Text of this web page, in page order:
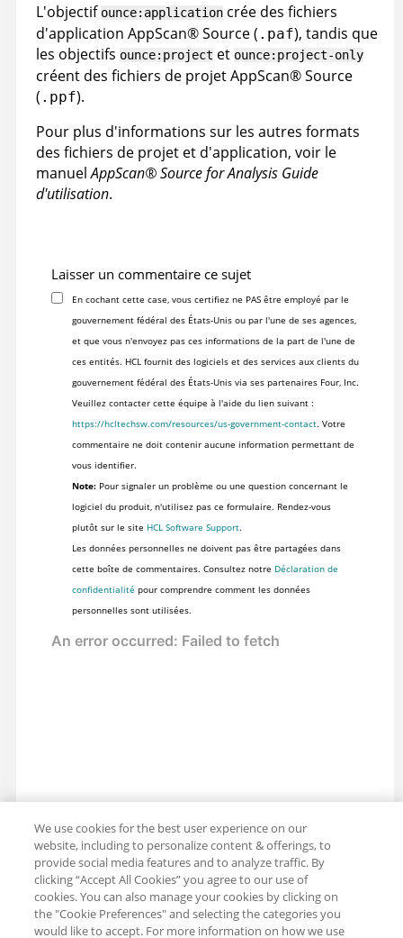
L'objectif ounce:application crée des fichiers
d'application AppScan®Source( .paf), tandis que
les objectifs ounce:project et ounce:project-only
créent des fichiers de projetAppScan®Source
( .ppf).
Pour plus d'informations sur les autres formats
des fichiers de projet et d'application, voir le
manuelAppScan®Source for Analysis Guide
d'utilisation.
Laisser un commentaire ce sujet
En cochant cette case, vous certifiez ne PAS être employé par le
gouvernement fédéral des États-Unis ou par l'une de ses agences,
et que vous n'envoyez pas ces informations de la part de l'une de
ces entités. HCL fournit des logiciels et des services aux clients du
gouvernement fédéral des États-Unis via ses partenaires Four, Inc.
Veuillez contacter cette équipe à l'aide du lien suivant :
https://hcltechsw.com/resources/us-government-contact. Votre
commentaire ne doit contenir aucune information permettant de
vous identifier.
Note:Pour signaler un problème ou une question concernant le
logiciel du produit, n'utilisez pas ce formulaire. Rendez-vous
plutôt sur le site HCL Software Support.
Les données personnelles ne doivent pas être partagées dans
cette boîte de commentaires. Consultez notre Déclaration de
confidentialité pour comprendre comment les données
personnelles sont utilisées.
We use cookies for the best user experience on our
website, including to personalize content & offerings, to
provide social media features and to analyze traffic. By
clicking “Accept All Cookies” you agree to our use of
cookies. You can also manage your cookies by clicking on
the "Cookie Preferences" and selecting the categories you
would like to accept. For more information on how we use